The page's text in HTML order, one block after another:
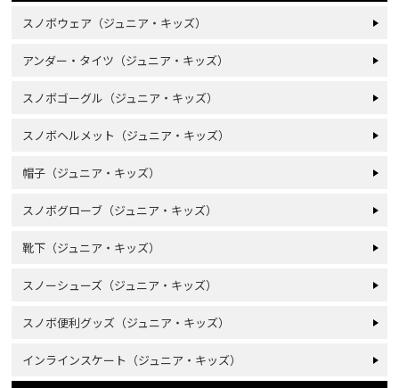
スノボウェア（ジュニア・キッズ）
アンダー・タイツ（ジュニア・キッズ）
スノボゴーグル（ジュニア・キッズ）
スノボヘルメット（ジュニア・キッズ）
帽子（ジュニア・キッズ）
スノボグローブ（ジュニア・キッズ）
靴下（ジュニア・キッズ）
スノーシューズ（ジュニア・キッズ）
スノボ便利グッズ（ジュニア・キッズ）
インラインスケート（ジュニア・キッズ）